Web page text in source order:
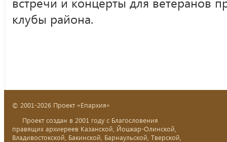
клубы района.
© 2001-2026 Проект «Епархия»
Проект создан в 2001 году с Благословения
правящих архиереев Казанской, Йошкар-Олинской,
Владивостокской, Бакинской, Барнаульской, Тверской,